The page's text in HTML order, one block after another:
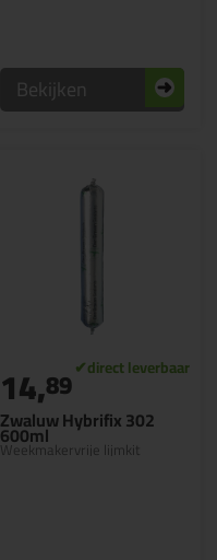
Bekijken
Zwaluw Hybrifix 302
600ml
Weekmakervrije lijmkit
14,89